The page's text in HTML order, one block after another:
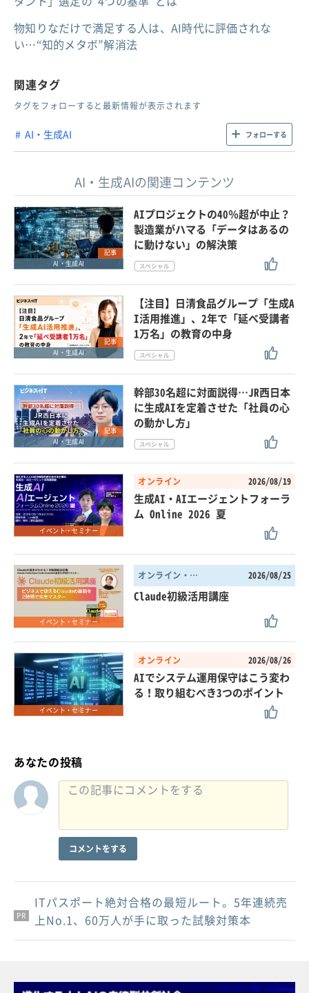
物知りなだけで満足する人は、AI時代に評価されな
い…“知的メタボ”解消法
関連タグ
タグをフォローすると最新情報が表示されます
AI・生成AI フォローする
AI・生成AIの関連コンテンツ
記事
AI・生成AI
AIプロジェクトの40％超が中止？
製造業がハマる「データはあるの
に動けない」の解決策
記事
AI・生成AI
【注目】日清食品グループ「生成A
I活用推進」、2年で「延べ受講者
1万名」の教育の中身
記事
AI・生成AI
幹部30名超に対面説得…JR西日本
に生成AIを定着させた「社員の心
の動かし方」
イベント・セミナー
オンライン 2026/08/19
生成AI・AIエージェントフォーラ
ム Online 2026 夏
イベント・セミナー
オンライン・東京都 2026/08/25
Claude初級活用講座
イベント・セミナー
オンライン 2026/08/26
AIでシステム運用保守はこう変わ
る！取り組むべき3つのポイント
あなたの投稿
コメントをする
PR
PR
PR
ITパスポート絶対合格の最短ルート。5年連続売
上No.1、60万人が手に取った試験対策本